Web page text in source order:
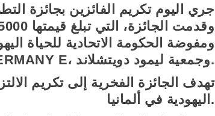
ومفوضة الحكومة الاتحادية للحياة
كلاين، منظمة الشباب NETZER GERMANY E، وجمعية ليمود دويتشلاند.
اليهودية في ألمانيا.